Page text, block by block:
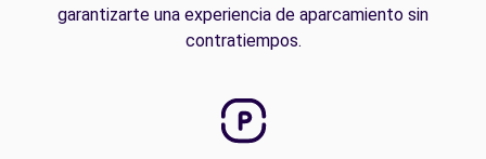
garantizarte una experiencia de aparcamiento sin
contratiempos.